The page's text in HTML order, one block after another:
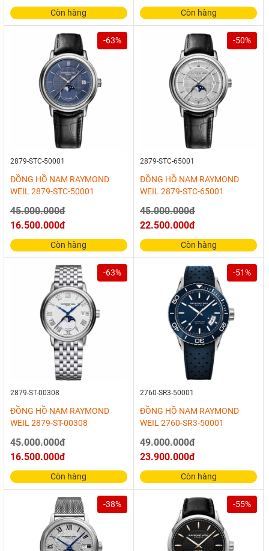
Còn hàng Còn hàng
-63%
2879-STC-50001
ĐỒNG HỒ NAM RAYMOND
WEIL 2879-STC-50001
45.000.000đ
16.500.000đ
Còn hàng
-50%
2879-STC-65001
ĐỒNG HỒ NAM RAYMOND
WEIL 2879-STC-65001
45.000.000đ
22.500.000đ
Còn hàng
-63%
2879-ST-00308
ĐỒNG HỒ NAM RAYMOND
WEIL 2879-ST-00308
45.000.000đ
16.500.000đ
Còn hàng
-51%
2760-SR3-50001
ĐỒNG HỒ NAM RAYMOND
WEIL 2760-SR3-50001
49.000.000đ
23.900.000đ
Còn hàng
-38% -55%